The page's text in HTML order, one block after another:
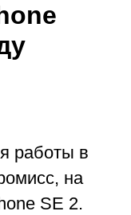
работы в
на
SE 2.